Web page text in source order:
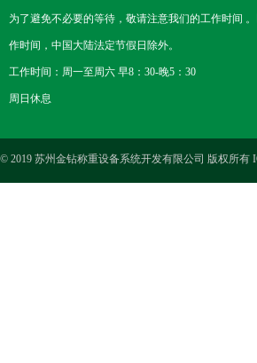
为了避免不必要的等待，敬请注意我们的工作时间
作时间，中国大陆法定节假日除外。
工作时间：周一至周六 早8：30-晚5：30
周日休息
© 2019 苏州金钻称重设备系统开发有限公司 版权所有